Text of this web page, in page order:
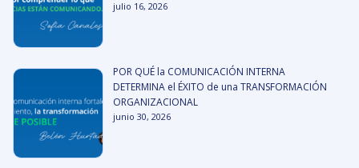
julio 16, 2026
POR QUÉ la COMUNICACIÓN INTERNA
DETERMINA el ÉXITO de una TRANSFORMACIÓN
ORGANIZACIONAL
junio 30, 2026